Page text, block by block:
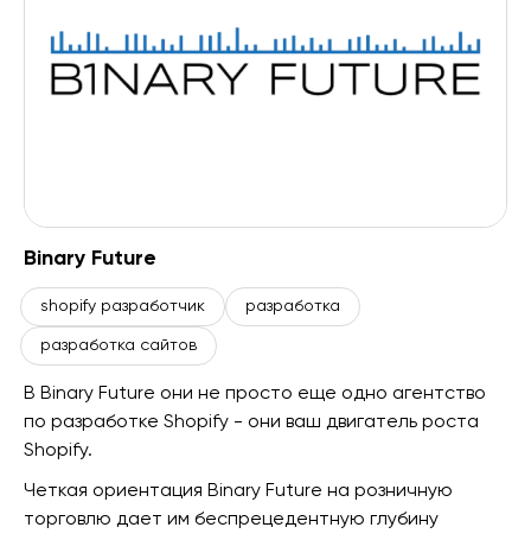
Binary Future
shopify разработчик разработка
разработка сайтов
В Binary Future они не просто еще одно агентство
по разработке Shopify - они ваш двигатель роста
Shopify.
Четкая ориентация Binary Future на розничную
торговлю дает им беспрецедентную глубину